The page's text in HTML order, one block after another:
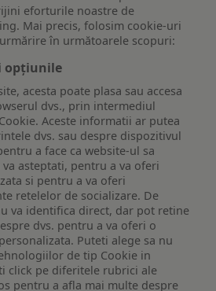
eforturile noastre de
Mai precis, folosim cookie-uri
în următoarele scopuri:
opțiunile
acesta poate plasa sau accesa
dvs., prin intermediul
Aceste informatii ar putea
dvs. sau despre dispozitivul
a face ca website-ul sa
asteptati, pentru a va oferi
si pentru a va oferi
retelelor de socializare. De
va identifica direct, dar pot retine
dvs. pentru a va oferi o
Puteti alege sa nu
de tip Cookie in
click pe diferitele rubrici ale
pentru a afla mai multe despre